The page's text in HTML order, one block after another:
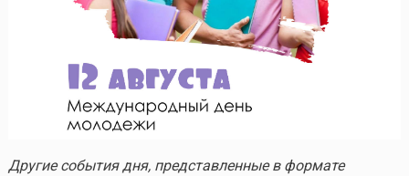
Другие события дня, представленные в формате